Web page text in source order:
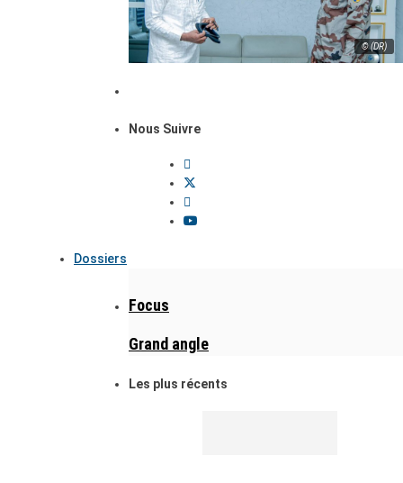
© (DR)
Nous Suivre
Dossiers
Focus
Grand angle
Les plus récents